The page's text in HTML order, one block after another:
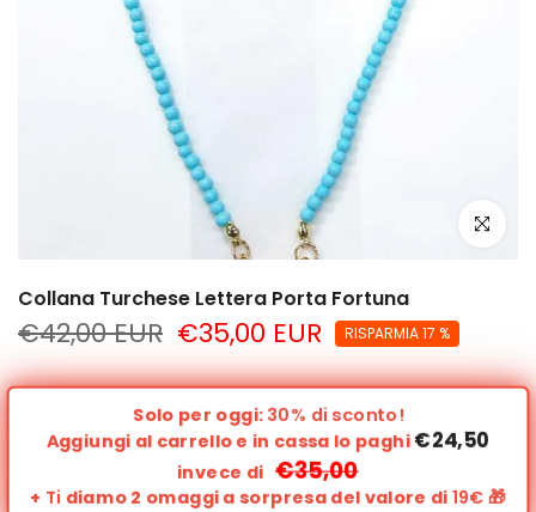
clicca
Collana Turchese Lettera Porta Fortuna
€42,00 EUR €35,00 EUR RISPARMIA 17 %
Solo per oggi:30% di sconto!
Aggiungi al carrello e in cassa lo paghi€24,50
invece di €35,00
+ Ti diamo 2 omaggi a sorpresa del valore di19€🎁